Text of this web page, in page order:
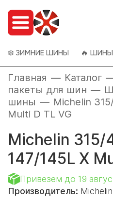
❄️ ЗИМНИЕ ШИНЫ 🔥
Главная — Каталог
пакеты для шин —
шины — Michelin
Multi D TL VG
Michelin 315/
147/145L X
Привезем до 19
Производитель: Michelin